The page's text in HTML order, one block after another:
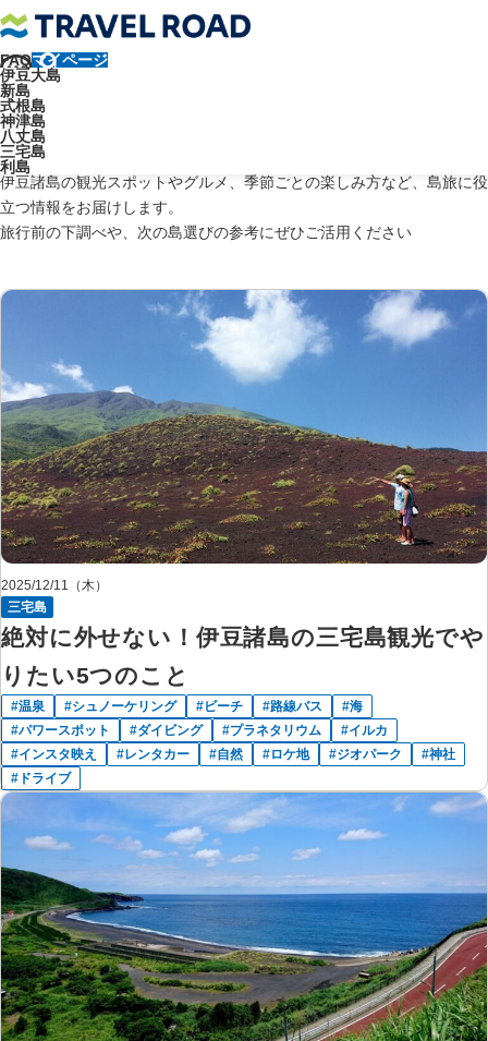
FAQマイページ
伊豆大島
新島
式根島
神津島
八丈島
三宅島
利島
トラベルロード
伊豆諸島の観光スポットやグルメ、季節ごとの楽しみ方など、島旅に役
立つ情報をお届けします。
旅行前の下調べや、次の島選びの参考にぜひご活用ください
2025/12/11（木）
三宅島
絶対に外せない！伊豆諸島の三宅島観光でや
りたい5つのこと
温泉 シュノーケリング ビーチ 路線バス
海
パワースポット
ダイビング プラネタリウム
イルカ
インスタ映え
レンタカー 自然 ロケ地 ジオパーク
神社
ドライブ